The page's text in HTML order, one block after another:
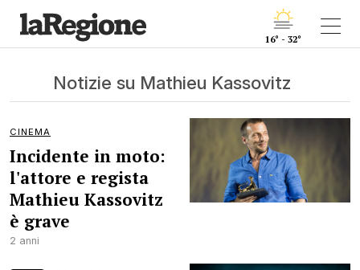
16° - 32°
Notizie su Mathieu Kassovitz
CINEMA
Incidente in moto:
l'attore e regista
Mathieu Kassovitz
è grave
2 anni